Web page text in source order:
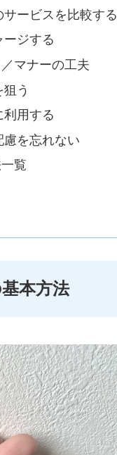
ービスを比較する
ジする
マナーの工夫
う
用する
慮を忘れない
覧
本方法